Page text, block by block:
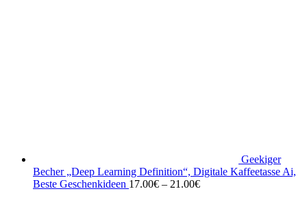
Geekiger
Becher „Deep Learning Definition“, Digitale Kaffeetasse Ai,
Beste Geschenkideen 17.00€ – 21.00€